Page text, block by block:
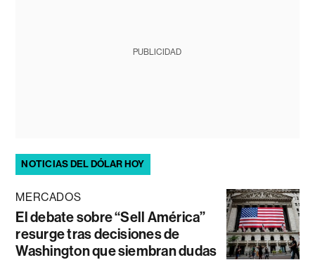
PUBLICIDAD
NOTICIAS DEL DÓLAR HOY
MERCADOS
El debate sobre “Sell América”
resurge tras decisiones de
Washington que siembran dudas